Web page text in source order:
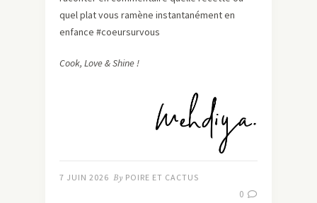
quel plat vous ramène instantanément en
enfance #coeursurvous
Cook, Love & Shine !
7 JUIN 2026 By POIRE ET CACTUS
0